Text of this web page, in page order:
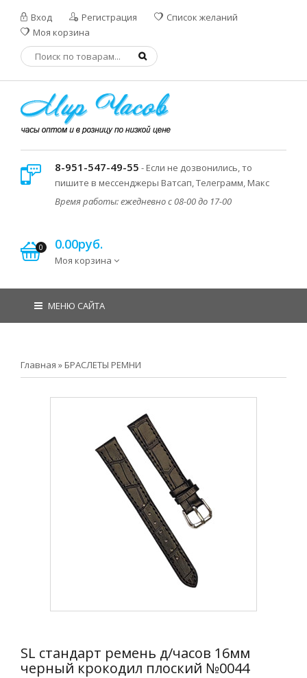
Вход Регистрация
Список желаний
Моя корзина
8-951-547-49-55 - Если не дозвонились, то
пишите в мессенджеры Ватсап, Телеграмм, Макс
Время работы: ежедневно с 08-00 до 17-00
0 0.00руб.
Моя корзина
МЕНЮ САЙТА
Главная » БРАСЛЕТЫ РЕМНИ
SL стандарт ремень д/часов 16мм
черный крокодил плоский №0044